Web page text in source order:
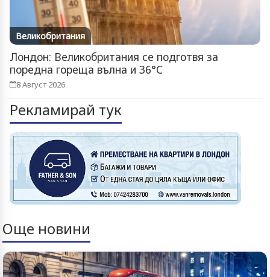
Великобритания
Лондон: Великобритания се подготвя за
поредна гореща вълна и 36°C
8 Август 2026
Рекламирай тук
Още новини